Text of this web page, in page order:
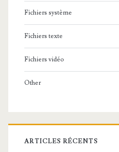
Fichiers système
Fichiers texte
Fichiers vidéo
Other
ARTICLES RÉCENTS